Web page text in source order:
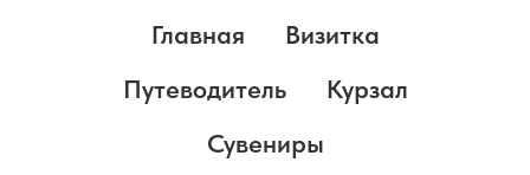
Главная
Визитка
Путеводитель
Курзал
Сувениры